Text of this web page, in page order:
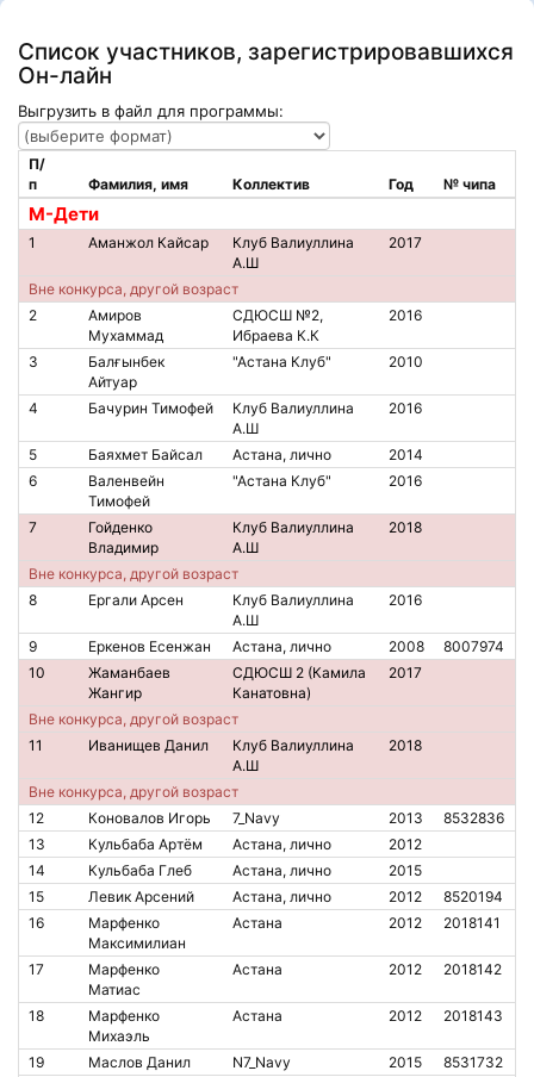
Список участников, зарегистрировавшихся
Он-лайн
Выгрузить в файл для программы:
M-Дети
П/
п
Фамилия, имя Коллектив Год № чипа
1 Аманжол Кайсар
Клуб Валиуллина
А.Ш
2017
Вне конкурса, другой возраст
2
Амиров
Мухаммад
СДЮСШ №2,
Ибраева К.К
2016
3
Балғынбек
Айтуар
"Астана Клуб" 2010
4 Бачурин Тимофей
Клуб Валиуллина
А.Ш
2016
5 Баяхмет Байсал Астана, лично
2014
6
Валенвейн
Тимофей
"Астана Клуб" 2016
7
Гойденко
Владимир
Клуб Валиуллина
А.Ш
2018
Вне конкурса, другой возраст
8
Ергали Арсен
Клуб Валиуллина
А.Ш
2016
9 Еркенов Есенжан Астана, лично 2008
8007974
10
Жаманбаев
Жангир
СДЮСШ 2 (Камила
Канатовна)
2017
Вне конкурса, другой возраст
11
Иванищев Данил
Клуб Валиуллина
А.Ш
2018
Вне конкурса, другой возраст
12
Коновалов Игорь 7_Navy 2013
8532836
13
Кульбаба Артём Астана, лично
2012
14
Кульбаба Глеб Астана, лично
2015
15
Левик Арсений Астана, лично 2012
8520194
16
Марфенко
Максимилиан
Астана 2012 2018141
17
Марфенко
Матиас
Астана 2012 2018142
18
Марфенко
Михаэль
Астана 2012 2018143
19 Маслов Данил N7_Navy 2015
8531732